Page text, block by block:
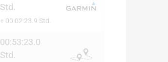
Std.
+ 00:02:23.9 Std.
00:53:23.0
Std.